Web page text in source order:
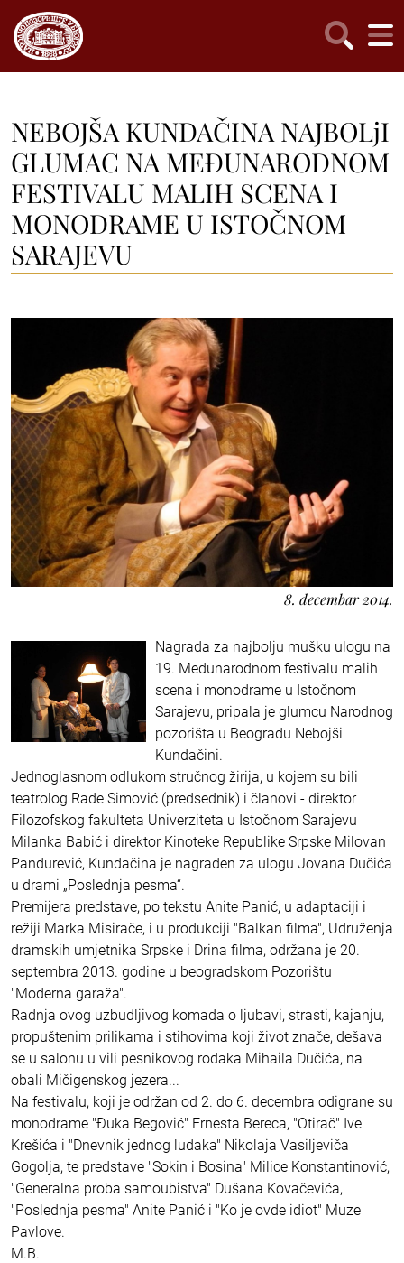
NEBOJŠA KUNDAČINA NAJBOLjI
GLUMAC NA MEĐUNARODNOM
FESTIVALU MALIH SCENA I
MONODRAME U ISTOČNOM
SARAJEVU
8. decembar 2014.
Nagrada za najbolju mušku ulogu na
19. Međunarodnom festivalu malih
scena i monodrame u Istočnom
Sarajevu, pripala je glumcu Narodnog
pozorišta u Beogradu Nebojši
Kundačini.
Jednoglasnom odlukom stručnog žirija, u kojem su bili
teatrolog Rade Simović (predsednik) i članovi - direktor
Filozofskog fakulteta Univerziteta u Istočnom Sarajevu
Milanka Babić i direktor Kinoteke Republike Srpske Milovan
Pandurević, Kundačina je nagrađen za ulogu Jovana Dučića
u drami „Poslednja pesma“.
Premijera predstave, po tekstu Anite Panić, u adaptaciji i
režiji Marka Misirače, i u produkciji "Balkan filma", Udruženja
dramskih umjetnika Srpske i Drina filma, održana je 20.
septembra 2013. godine u beogradskom Pozorištu
"Moderna garaža".
Radnja ovog uzbudljivog komada o ljubavi, strasti, kajanju,
propuštenim prilikama i stihovima koji život znače, dešava
se u salonu u vili pesnikovog rođaka Mihaila Dučića, na
obali Mičigenskog jezera...
Na festivalu, koji je održan od 2. do 6. decembra odigrane su
monodrame "Đuka Begović" Ernesta Bereca, "Otirač" Ive
Krešića i "Dnevnik jednog ludaka" Nikolaja Vasiljeviča
Gogolja, te predstave "Sokin i Bosina" Milice Konstantinović,
"Generalna proba samoubistva" Dušana Kovačevića,
"Poslednja pesma" Anite Panić i "Ko je ovde idiot" Muze
Pavlove.
M.B.